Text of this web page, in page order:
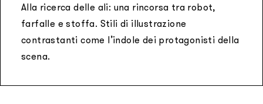
Alla ricerca delle ali: una rincorsa tra robot,
farfalle e stoffa. Stili di illustrazione
contrastanti come l’indole dei protagonisti della
scena.